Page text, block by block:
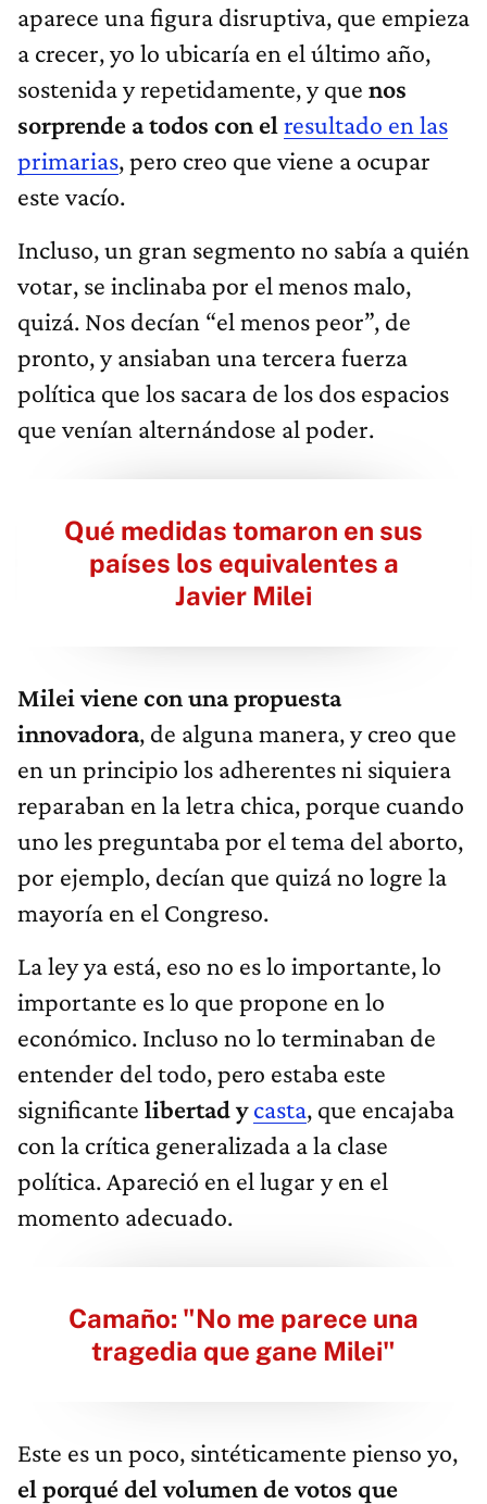
aparece una figura disruptiva, que empieza
a crecer, yo lo ubicaría en el último año,
sostenida y repetidamente, y que nos
sorprende a todos con el resultado en las
primarias, pero creo que viene a ocupar
este vacío.
Incluso, un gran segmento no sabía a quién
votar, se inclinaba por el menos malo,
quizá. Nos decían “el menos peor”, de
pronto, y ansiaban una tercera fuerza
política que los sacara de los dos espacios
que venían alternándose al poder.
Qué medidas tomaron en sus
países los equivalentes a
Javier Milei
Milei viene con una propuesta
innovadora, de alguna manera, y creo que
en un principio los adherentes ni siquiera
reparaban en la letra chica, porque cuando
uno les preguntaba por el tema del aborto,
por ejemplo, decían que quizá no logre la
mayoría en el Congreso.
La ley ya está, eso no es lo importante, lo
importante es lo que propone en lo
económico. Incluso no lo terminaban de
entender del todo, pero estaba este
significante libertad ycasta, que encajaba
con la crítica generalizada a la clase
política. Apareció en el lugar y en el
momento adecuado.
Camaño: "No me parece una
tragedia que gane Milei"
Este es un poco, sintéticamente pienso yo,
el porqué del volumen de votos que